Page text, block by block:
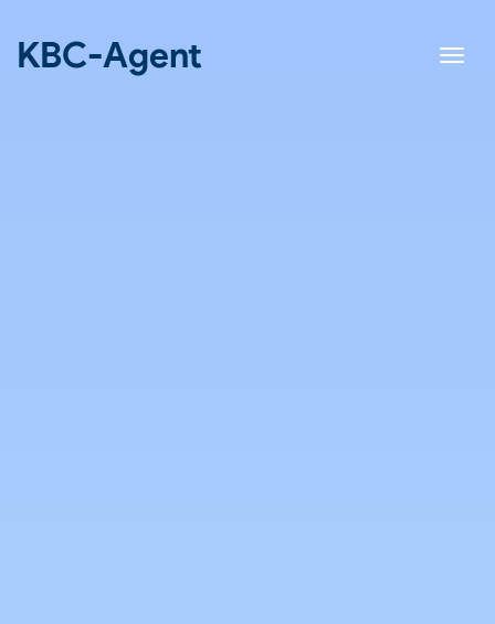
KBC-Agent